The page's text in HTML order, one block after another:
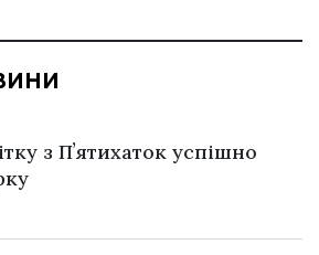
з Пʼятихаток успішно